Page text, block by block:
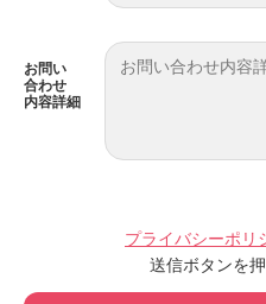
お問い
合わせ
内容詳細
プライバシーポリ
送信ボタンを